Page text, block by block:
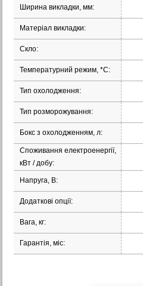
Ширина викладки, мм:
Матеріал викладки:
Скло:
Температурний режим, *С:
Тип охолодження:
Тип розморожування:
Бокс з охолодженням, л:
Споживання електроенергії,
кВт / добу:
Напруга, В:
Додаткові опції:
Вага, кг:
Гарантія, міс: